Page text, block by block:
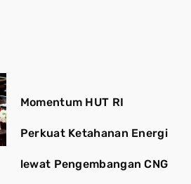
Momentum HUT RI
Perkuat Ketahanan Energi
lewat Pengembangan CNG